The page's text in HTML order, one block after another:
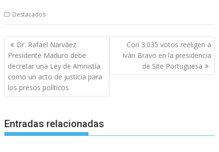
Destacados
Navegación
de
entradas
Dr. Rafael Narváez:
Presidente Maduro debe
decretar una Ley de Amnistía
como un acto de justicia para
los presos políticos
Con 3.035 votos reeligen a
Iván Bravo en la presidencia
de Site Portuguesa
Entradas relacionadas